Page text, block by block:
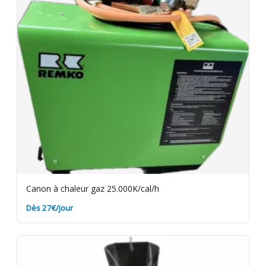
Assurance bris de machine en option.
Canon à chaleur gaz 25.000K/cal/h
Dès 27€/jour